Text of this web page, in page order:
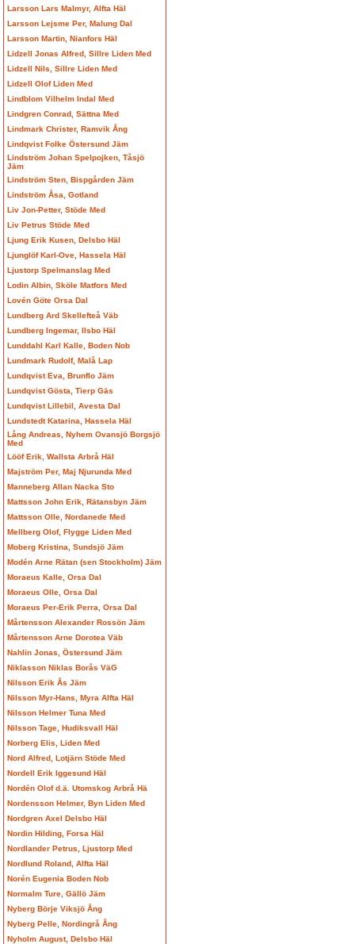
Larsson Lars Malmyr, Alfta Häl
Larsson Lejsme Per, Malung Dal
Larsson Martin, Nianfors Häl
Lidzell Jonas Alfred, Sillre Liden Med
Lidzell Nils, Sillre Liden Med
Lidzell Olof Liden Med
Lindblom Vilhelm Indal Med
Lindgren Conrad, Sättna Med
Lindmark Christer, Ramvik Ång
Lindqvist Folke Östersund Jäm
Lindström Johan Spelpojken, Tåsjö
Jäm
Lindström Sten, Bispgården Jäm
Lindström Åsa, Gotland
Liv Jon-Petter, Stöde Med
Liv Petrus Stöde Med
Ljung Erik Kusen, Delsbo Häl
Ljunglöf Karl-Ove, Hassela Häl
Ljustorp Spelmanslag Med
Lodin Albin, Sköle Matfors Med
Lovén Göte Orsa Dal
Lundberg Ard Skellefteå Väb
Lundberg Ingemar, Ilsbo Häl
Lunddahl Karl Kalle, Boden Nob
Lundmark Rudolf, Malå Lap
Lundqvist Eva, Brunflo Jäm
Lundqvist Gösta, Tierp Gäs
Lundqvist Lillebil, Avesta Dal
Lundstedt Katarina, Hassela Häl
Lång Andreas, Nyhem Ovansjö Borgsjö
Med
Lööf Erik, Wallsta Arbrå Häl
Majström Per, Maj Njurunda Med
Manneberg Allan Nacka Sto
Mattsson John Erik, Rätansbyn Jäm
Mattsson Olle, Nordanede Med
Mellberg Olof, Flygge Liden Med
Moberg Kristina, Sundsjö Jäm
Modén Arne Rätan (sen Stockholm) Jäm
Moraeus Kalle, Orsa Dal
Moraeus Olle, Orsa Dal
Moraeus Per-Erik Perra, Orsa Dal
Mårtensson Alexander Rossön Jäm
Mårtensson Arne Dorotea Väb
Nahlin Jonas, Östersund Jäm
Niklasson Niklas Borås VäG
Nilsson Erik Ås Jäm
Nilsson Myr-Hans, Myra Alfta Häl
Nilsson Helmer Tuna Med
Nilsson Tage, Hudiksvall Häl
Norberg Elis, Liden Med
Nord Alfred, Lotjärn Stöde Med
Nordell Erik Iggesund Häl
Nordén Olof d.ä. Utomskog Arbrå Hä
Nordensson Helmer, Byn Liden Med
Nordgren Axel Delsbo Häl
Nordin Hilding, Forsa Häl
Nordlander Petrus, Ljustorp Med
Nordlund Roland, Alfta Häl
Norén Eugenia Boden Nob
Normalm Ture, Gällö Jäm
Nyberg Börje Viksjö Ång
Nyberg Pelle, Nordingrå Ång
Nyholm August, Delsbo Häl